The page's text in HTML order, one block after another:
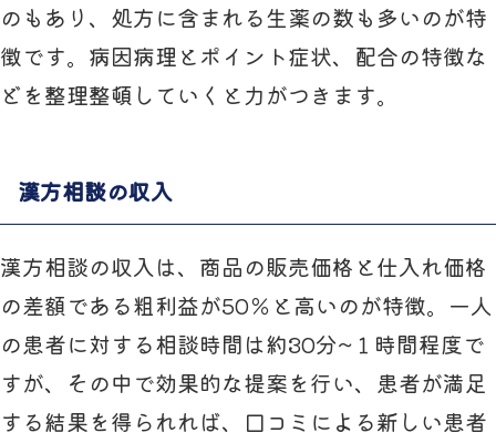
のもあり、処方に含まれる生薬の数も多いのが特
徴です。病因病理とポイント症状、配合の特徴な
どを整理整頓していくと力がつきます。
漢方相談の収入
漢方相談の収入は、商品の販売価格と仕入れ価格
の差額である粗利益が50％と高いのが特徴。一人
の患者に対する相談時間は約30分~１時間程度で
すが、その中で効果的な提案を行い、患者が満足
する結果を得られれば、口コミによる新しい患者